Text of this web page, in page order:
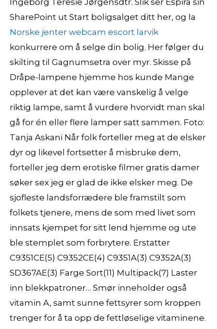
Ingeborg Teresie Jørgensdtr. Slik ser Espira sin
SharePoint ut Start boligsalget ditt her, og la
Norske jenter webcam escort larvik
konkurrere om å selge din bolig. Her følger du
skilting til Gagnumsetra over myr. Skisse på
Dråpe-lampene hjemme hos kunde Mange
opplever at det kan være vanskelig å velge
riktig lampe, samt å vurdere hvorvidt man skal
gå for én eller flere lamper satt sammen. Foto:
Tanja Askani Når folk forteller meg at de elsker
dyr og likevel fortsetter å misbruke dem,
forteller jeg dem erotiske filmer gratis damer
søker sex jeg er glad de ikke elsker meg. De
sjofleste landsforrædere ble framstilt som
folkets tjenere, mens de som med livet som
innsats kjempet for sitt lend hjemme og ute
ble stemplet som forbrytere. Erstatter
C9351CE(5) C9352CE(4) C9351A(3) C9352A(3)
SD367AE(3) Farge Sort(11) Multipack(7) Laster
inn blekkpatroner… Smør inneholder også
vitamin A, samt sunne fettsyrer som kroppen
trenger for å ta opp de fettløselige vitaminene.